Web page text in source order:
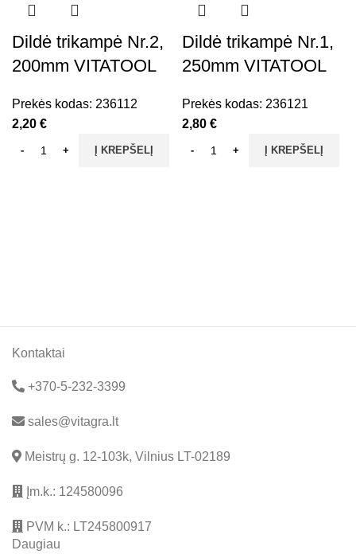
Dildė trikampė Nr.2,
200mm VITATOOL
Prekės kodas: 236112
2,20 €
Į KREPŠELĮ
Dildė trikampė Nr.1,
250mm VITATOOL
Prekės kodas: 236121
2,80 €
Į KREPŠELĮ
Kontaktai
+370-5-232-3399
sales@vitagra.lt
Meistrų g. 12-103k, Vilnius LT-02189
Įm.k.: 124580096
PVM k.: LT245800917
Daugiau